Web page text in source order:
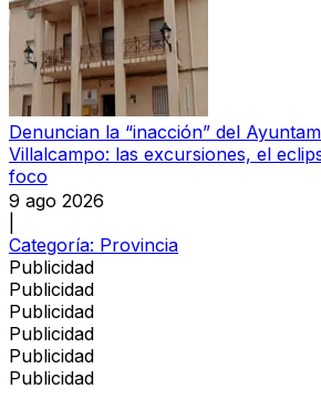
Denuncian la “inacción” del
Villalcampo: las excursiones, el
foco
9 ago 2026
Categoría: Provincia
Publicidad
Publicidad
Publicidad
Publicidad
Publicidad
Publicidad